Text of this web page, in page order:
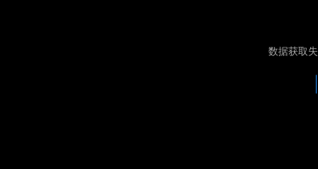
数据获取